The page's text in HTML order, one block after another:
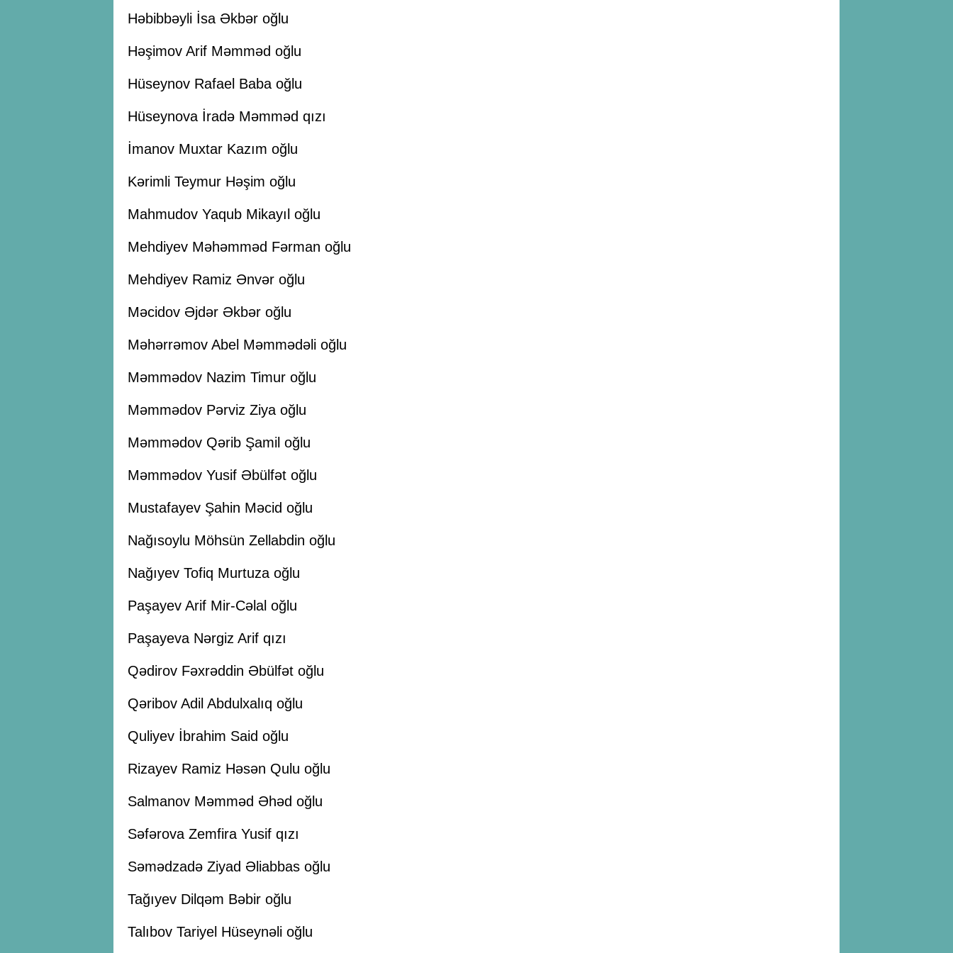
Həbibbəyli İsa Əkbər oğlu
Həşimov Arif Məmməd oğlu
Hüseynov Rafael Baba oğlu
Hüseynova İradə Məmməd qızı
İmanov Muxtar Kazım oğlu
Kərimli Teymur Həşim oğlu
Mahmudov Yaqub Mikayıl oğlu
Mehdiyev Məhəmməd Fərman oğlu
Mehdiyev Ramiz Ənvər oğlu
Məcidov Əjdər Əkbər oğlu
Məhərrəmov Abel Məmmədəli oğlu
Məmmədov Nazim Timur oğlu
Məmmədov Pərviz Ziya oğlu
Məmmədov Qərib Şamil oğlu
Məmmədov Yusif Əbülfət oğlu
Mustafayev Şahin Məcid oğlu
Nağısoylu Möhsün Zellabdin oğlu
Nağıyev Tofiq Murtuza oğlu
Paşayev Arif Mir-Cəlal oğlu
Paşayeva Nərgiz Arif qızı
Qədirov Fəxrəddin Əbülfət oğlu
Qəribov Adil Abdulxalıq oğlu
Quliyev İbrahim Said oğlu
Rizayev Ramiz Həsən Qulu oğlu
Salmanov Məmməd Əhəd oğlu
Səfərova Zemfira Yusif qızı
Səmədzadə Ziyad Əliabbas oğlu
Tağıyev Dilqəm Bəbir oğlu
Talıbov Tariyel Hüseynəli oğlu